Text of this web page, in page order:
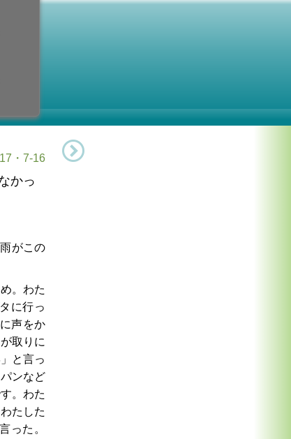
・7-16
かっ
がこの
。わた
に行っ
声をか
取りに
と言っ
ンなど
。わた
たした
った。